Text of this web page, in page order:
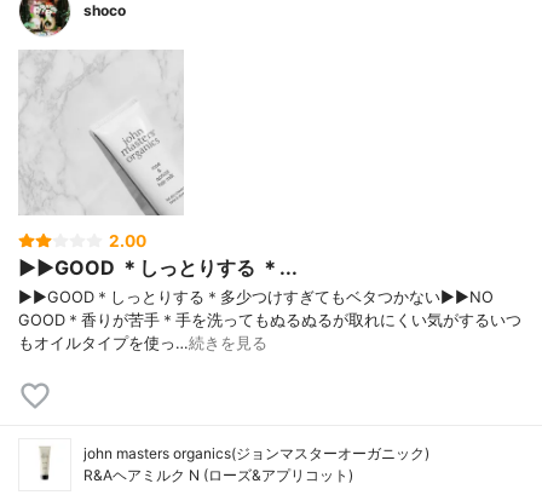
shoco
2.00
▶︎▶︎GOOD ＊しっとりする ＊...
▶︎▶︎GOOD＊しっとりする＊多少つけすぎてもベタつかない▶︎▶︎NO
GOOD＊香りが苦手＊手を洗ってもぬるぬるが取れにくい気がするいつ
もオイルタイプを使っ…続きを見る
john masters organics(ジョンマスターオーガニック)
R&Aヘアミルク N (ローズ&アプリコット)